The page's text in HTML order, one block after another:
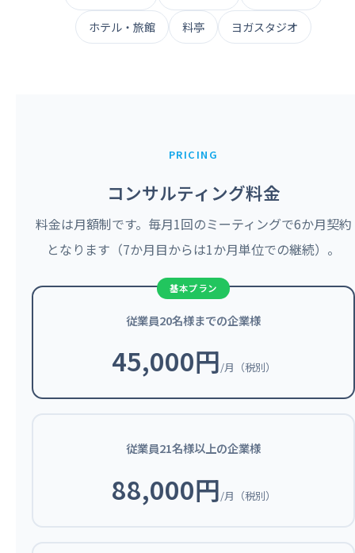
ホテル・旅館 料亭 ヨガスタジオ
PRICING
コンサルティング料金
料金は月額制です。毎月1回のミーティングで6か月契約
となります（7か月目からは1か月単位での継続）。
従業員20名様までの企業様
45,000円/月（税別）
従業員21名様以上の企業様
88,000円/月（税別）